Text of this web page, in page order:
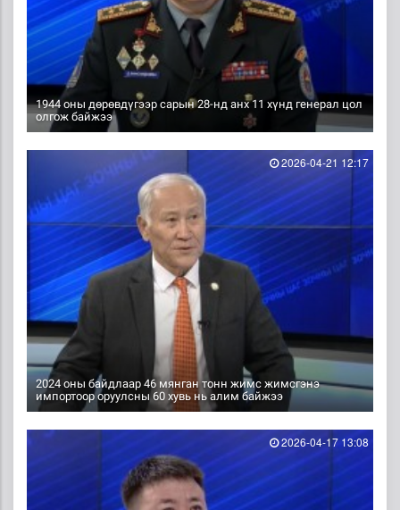
1944 оны дөрөвдүгээр сарын 28-нд анх 11 хүнд генерал цол
олгож байжээ
2024 оны байдлаар 46 мянган тонн жимс жимсгэнэ
импортоор оруулсны 60 хувь нь алим байжээ
2026-04-21 12:17
2026-04-17 13:08